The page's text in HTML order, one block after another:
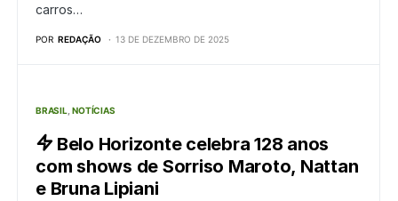
carros…
POR REDAÇÃO 13 DE DEZEMBRO DE 2025
BRASIL NOTÍCIAS
Belo Horizonte celebra 128 anos
com shows de Sorriso Maroto, Nattan
e Bruna Lipiani